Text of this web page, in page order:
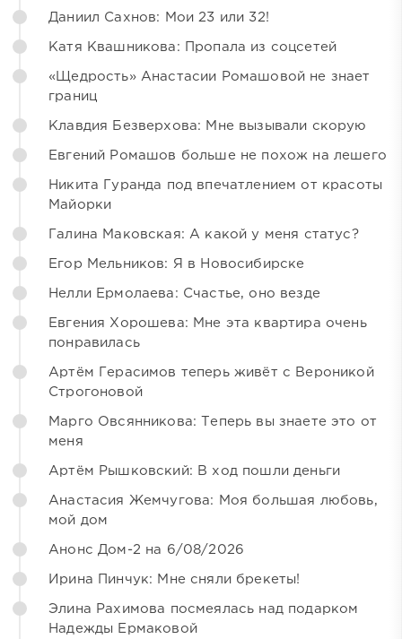
Даниил Сахнов: Мои 23 или 32!
Катя Квашникова: Пропала из соцсетей
«Щедрость» Анастасии Ромашовой не знает
границ
Клавдия Безверхова: Мне вызывали скорую
Евгений Ромашов больше не похож на лешего
Никита Гуранда под впечатлением от красоты
Майорки
Галина Маковская: А какой у меня статус?
Егор Мельников: Я в Новосибирске
Нелли Ермолаева: Счастье, оно везде
Евгения Хорошева: Мне эта квартира очень
понравилась
Артём Герасимов теперь живёт с Вероникой
Строгоновой
Марго Овсянникова: Теперь вы знаете это от
меня
Артём Рышковский: В ход пошли деньги
Анастасия Жемчугова: Моя большая любовь,
мой дом
Анонс Дом-2 на 6/08/2026
Ирина Пинчук: Мне сняли брекеты!
Элина Рахимова посмеялась над подарком
Надежды Ермаковой